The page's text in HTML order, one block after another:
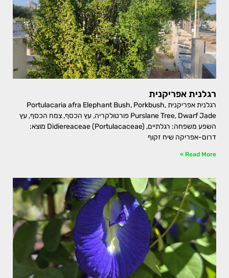
רגלנית אפריקנית
רגלנית אפריקנית Portulacaria afra Elephant Bush, Porkbush,
Purslane Tree, Dwarf Jade פורטולקריה, עץ הכסף, צמח הכסף, עץ
השפע משפחה: רגלתיים, Didiereaceae (Portulacaceae) מוצא:
דרום-אפריקה שיח זקוף
Read More »